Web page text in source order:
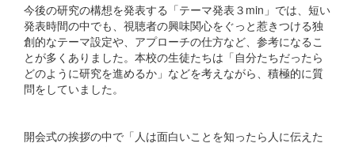
今後の研究の構想を発表する「テーマ発表３min」では、短い
発表時間の中でも、視聴者の興味関心をぐっと惹きつける独
創的なテーマ設定や、アプローチの仕方など、参考になるこ
とが多くありました。本校の生徒たちは「自分たちだったら
どのように研究を進めるか」などを考えながら、積極的に質
問をしていました。
開会式の挨拶の中で「人は面白いことを知ったら人に伝えた